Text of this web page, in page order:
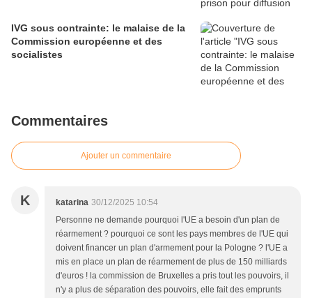
IVG sous contrainte: le malaise de la
Commission européenne et des
socialistes
Commentaires
Ajouter un commentaire
K katarina 30/12/2025 10:54
Personne ne demande pourquoi l'UE a besoin d'un plan de
réarmement ? pourquoi ce sont les pays membres de l'UE qui
doivent financer un plan d'armement pour la Pologne ? l'UE a
mis en place un plan de réarmement de plus de 150 milliards
d'euros ! la commission de Bruxelles a pris tout les pouvoirs, il
n'y a plus de séparation des pouvoirs, elle fait des emprunts